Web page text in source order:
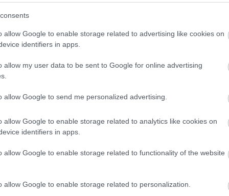
allow Google to enable storage related to advertising like cookies on
identifiers in apps.
allow my user data to be sent to Google for online advertising
allow Google to send me personalized advertising.
allow Google to enable storage related to analytics like cookies on
identifiers in apps.
allow Google to enable storage related to functionality of the website
allow Google to enable storage related to personalization.
ANTIAGE LÍNEA
BOTANICAL
0 out of 5
23,23€
MASCARILLA
0out of 5
28,90